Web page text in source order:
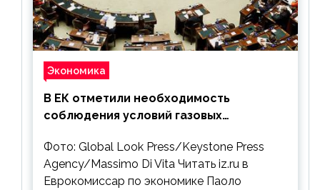
Экономика
В ЕК отметили необходимость
соблюдения условий газовых
Фото: Global Look Press/Keystone Press
Agency/Massimo Di Vita Читать iz.ru в
Еврокомиссар по экономике Паоло